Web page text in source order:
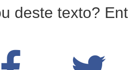
deste texto?